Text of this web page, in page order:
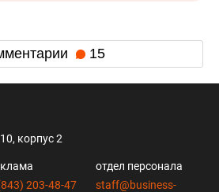
15
корпус 2
203-48-47
отдел персонала
staff@business-